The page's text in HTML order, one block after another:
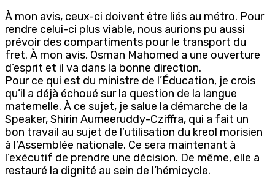
À mon avis, ceux-ci doivent être liés au métro. Pour
rendre celui-ci plus viable, nous aurions pu aussi
prévoir des compartiments pour le transport du
fret. À mon avis, Osman Mahomed a une ouverture
d’esprit et il va dans la bonne direction.
Pour ce qui est du ministre de l’Éducation, je crois
qu’il a déjà échoué sur la question de la langue
maternelle. À ce sujet, je salue la démarche de la
Speaker, Shirin Aumeeruddy-Cziffra, qui a fait un
bon travail au sujet de l’utilisation du kreol morisien
à l’Assemblée nationale. Ce sera maintenant à
l’exécutif de prendre une décision. De même, elle a
restauré la dignité au sein de l’hémicycle.